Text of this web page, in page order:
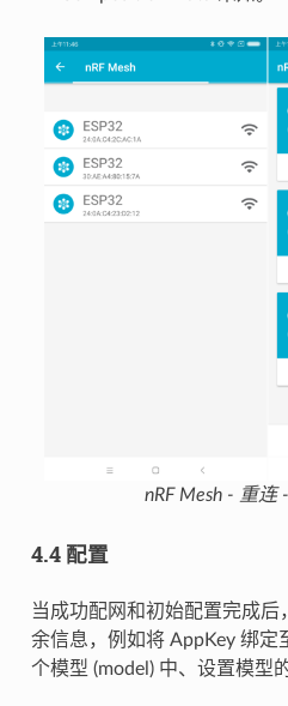
nRF Mesh - 重连
4.4 配置
当成功配网和初始配置完成
余信息，例如将 AppKey 绑定
个模型 (model) 中、设置模型